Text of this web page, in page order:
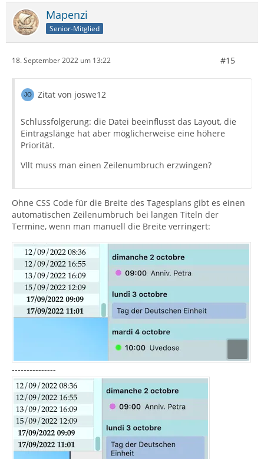
Mapenzi
Senior-Mitglied
18. September 2022 um 13:22 #15
Zitat von joswe12
Schlussfolgerung: die Datei beeinflusst das Layout, die
Eintragslänge hat aber möglicherweise eine höhere
Priorität.
Vllt muss man einen Zeilenumbruch erzwingen?
Ohne CSS Code für die Breite des Tagesplans gibt es einen
automatischen Zeilenumbruch bei langen Titeln der
Termine, wenn man manuell die Breite verringert:
---------------